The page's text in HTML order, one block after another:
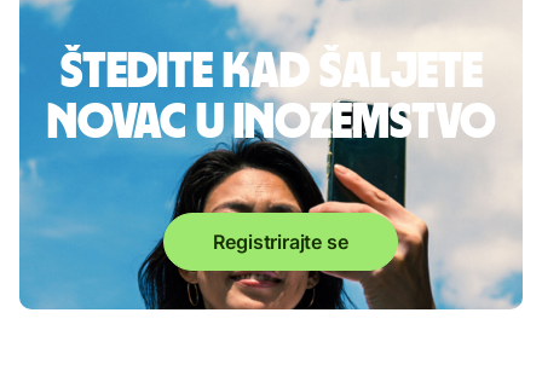
Štedite kad šaljete
novac u inozemstvo
Registrirajte se